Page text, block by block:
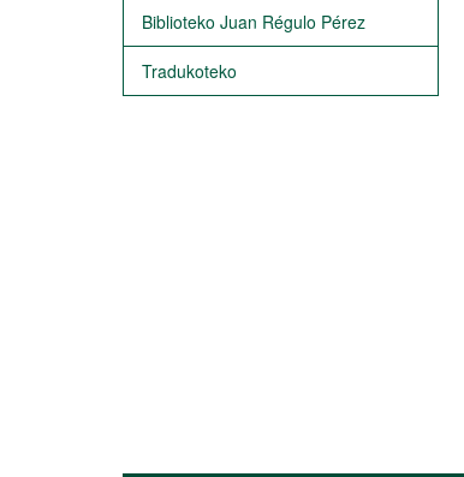
Biblioteko Juan Régulo Pérez
Tradukoteko